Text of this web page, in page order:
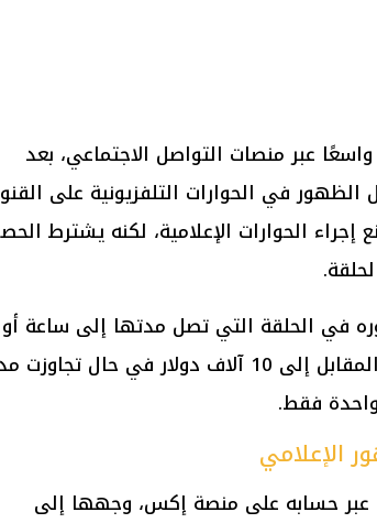
عبر منصات التواصل الاجتماعي، بعد
الظهور في الحوارات التلفزيونية على
إجراء الحوارات الإعلامية، لكنه يشترط
في الحلقة التي تصل مدتها إلى ساعة أو
أقل يبلغ 5 آلاف دولار، بينما يرتفع المقابل إلى 10 آلاف دولار في حال
فقط.
الإعلامي
عبر حسابه على منصة إكس، وجهها إلى